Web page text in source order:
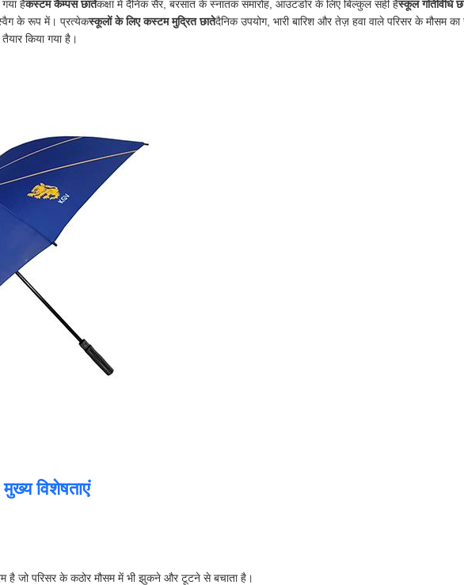
गया हैकस्टम कैम्पस छातेकक्षा में दैनिक सैर, बरसात के स्नातक समारोह, आउटडोर के लिए बिल्कुल सही हैंस्कूल गतिविधि
स्वैग के रूप में। प्रत्येकस्कूलों के लिए कस्टम मुद्रित छातेदैनिक उपयोग, भारी बारिश और तेज़ हवा वाले परिसर के मौसम का
किया गया है।
विशेषताएं
है जो परिसर के कठोर मौसम में भी झुकने और टूटने से बचाता है।